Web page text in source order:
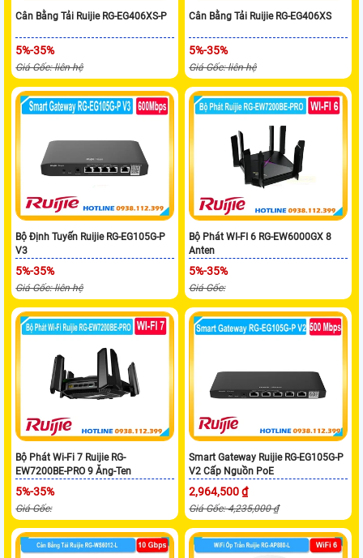
Cân Bằng Tải Ruijie RG-EG406XS-P
5%-35%
Giá Gốc: liên hệ
Cân Bằng Tải Ruijie RG-EG406XS
5%-35%
Giá Gốc: liên hệ
Bộ Định Tuyến Ruijie RG-EG105G-P
V3
5%-35%
Giá Gốc: liên hệ
Bộ Phát WI-FI 6 RG-EW6000GX 8
Anten
5%-35%
Giá Gốc:
Bộ Phát Wi-Fi 7 Ruijie RG-
EW7200BE-PRO 9 Ăng-Ten
5%-35%
Giá Gốc:
Smart Gateway Ruijie RG-EG105G-P
V2 Cấp Nguồn PoE
2,964,500 ₫
Giá Gốc: 4,235,000 ₫